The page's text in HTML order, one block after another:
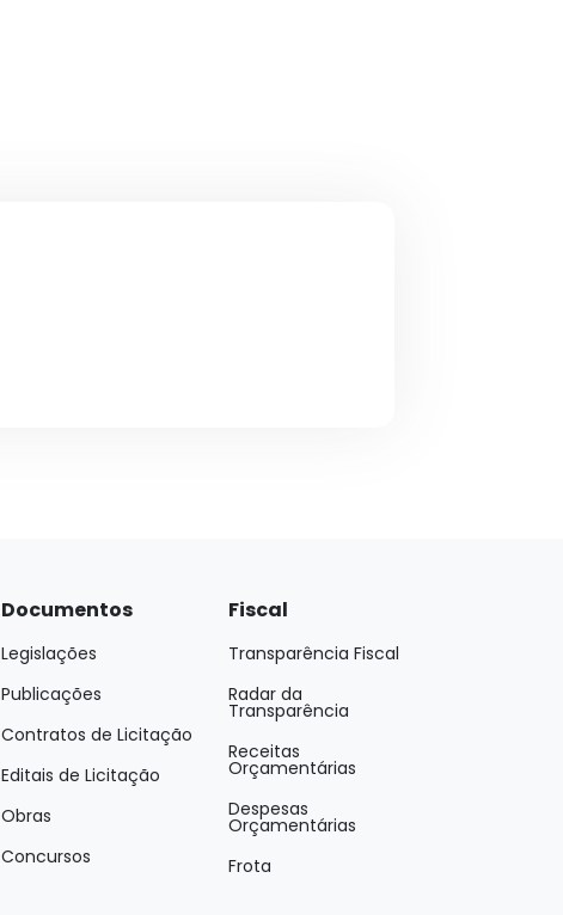
Documentos
Legislações
Publicações
Contratos de Licitação
Editais de Licitação
Obras
Concursos
Fiscal
Transparência Fiscal
Radar da
Transparência
Receitas
Orçamentárias
Despesas
Orçamentárias
Frota